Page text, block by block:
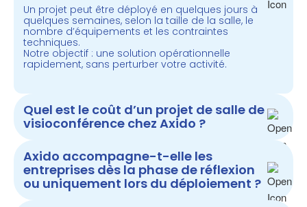
Un projet peut être déployé en quelques jours à
quelques semaines, selon la taille de la salle, le
nombre d’équipements et les contraintes
techniques.
Notre objectif : une solution opérationnelle
rapidement, sans perturber votre activité.
Quel est le coût d’un projet de salle de
visioconférence chez Axido ?
Axido accompagne-t-elle les
entreprises dès la phase de réflexion
ou uniquement lors du déploiement ?